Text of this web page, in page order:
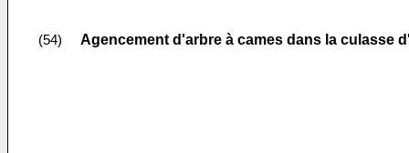
(54) Agencement d'arbre à cames dans la culasse